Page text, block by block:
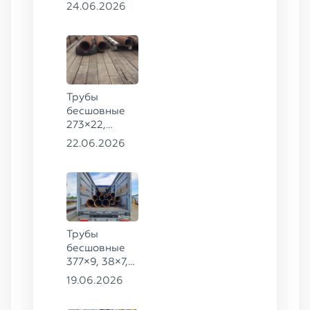
24.06.2026
Трубы
бесшовные
273×22,
245×26,
22.06.2026
Трубы
бесшовные
377×9, 38×7,
38×8, 28×3,5,
19.06.2026